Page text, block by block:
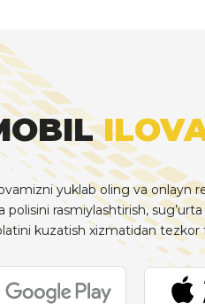
yuklab oling va onlayn
polisini rasmiylashtirish,
kuzatish xizmatidan tezkor